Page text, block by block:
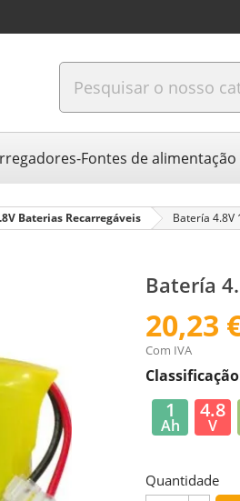
Fontes de alimentação
Baterias Recarregáveis Batería 4.8V
Batería
20,23
Com IVA
1
Ah
4.8
V
Quantidade